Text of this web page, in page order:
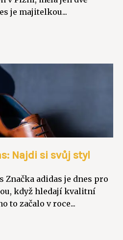
je majitelkou...
Najdi si svůj styl
Značka adidas je dnes pro
když hledají kvalitní
to začalo v roce...